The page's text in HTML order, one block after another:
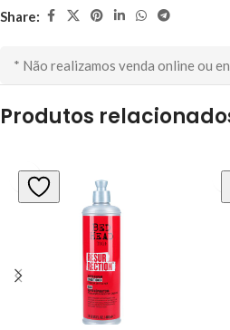
Share:
* Não realizamos venda online ou
Produtos